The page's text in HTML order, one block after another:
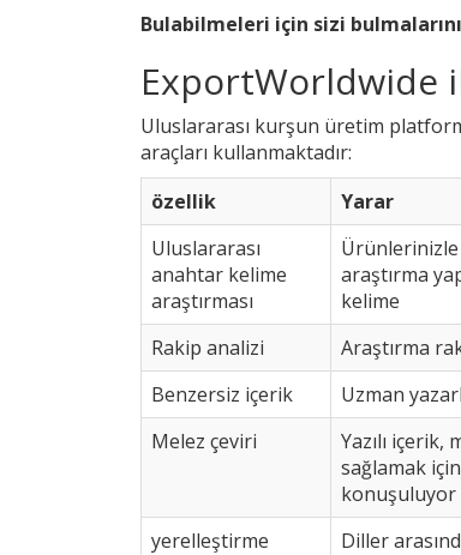
Bulabilmeleri için sizi
ExportWorldwide
Uluslararası kurşun üretim
araçları kullanmaktadır:
özellik
Yarar
Uluslararası
anahtar kelime
araştırması
Ürünlerinizle
araştırma
kelime
Rakip analizi
Araştırma
Benzersiz içerik
Uzman
Melez çeviri
Yazılı
sağlamak
konuşuluyor
yerelleştirme
Diller